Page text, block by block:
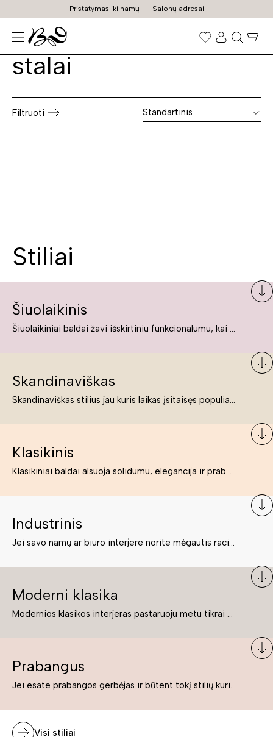
Pristatymas iki namų Salonų adresai
Prekių
paieška
Modernūs valgomojo
stalai
Filtruoti Standartinis
Stiliai
Šiuolaikinis
Šiuolaikiniai baldai žavi išskirtiniu funkcionalumu, kai kurie jų pelnytai net pavadinami meno kūriniais, nes jie tikrai yra išskirtiniai, originalūs ir puikiai atliepiantys į šiuolaikinių žmonių poreikius bei gyvenimo būdo ypatumus.
Skandinaviškas
Skandinaviškas stilius jau kuris laikas įsitaisęs populiariausiųjų sąraše. Namai, butai labai dažnai įrengiami remiantis būtent šio stiliaus ypatumais. Dėl švelnių spalvų, praktiškumo ir estetikos jis masina tuos, kurie neabejingi šviesiem ar neutralių spalvų koloritui, paprastumui, funkcionalumui, natūralumui ir stilingai estetikai. Platų skandinaviškų baldų spektrą rasite „Deinavos baldų“ asortimente.
Klasikinis
Klasikiniai baldai alsuoja solidumu, elegancija ir prabanga. Paprastai jie būna masyvūs, kuria didybės įspūdį. Neabejotinai jie bus geriausias pasirinkimas estetiškam ir rafinuotam klasikiniam namų interjerui. Kartais klasikiniai baldai traktuojami kaip senoviniai, bet tai ne tiesa – klasika yra stilius, neišsemiama elegancija ir rafinuotumas.
Industrinis
Jei savo namų ar biuro interjere norite mėgautis racionaliai išnaudotomis erdvėmis, funkcionalumu ir esate neabejingi tamsesniam koloritui bei praktiškiems sprendimams, tuomet industrinis stilius bus būtent tai, ko Jums reikia. O industrinio stiliaus baldus išsirinksite mūsų asortimente.
Moderni klasika
Modernios klasikos interjeras pastaruoju metu tikrai yra „ant bangos“. Tie, kurie nenori pernelyg nutolti nuo klasikos, bet drauge žavisi šiuolaikiškais sprendimais, su malonumu savo namuose kuria klasikos ir modernaus interjero tandemą – elegantišką, subtilų ir žavingą.
Prabangus
Jei esate prabangos gerbėjas ir būtent tokį stilių kuriate savo namuose ar biure, tuomet solidūs, prabangūs baldai nepriekaištingai įsilies į Jūsų kuriamą interjerą.
Visi stiliai